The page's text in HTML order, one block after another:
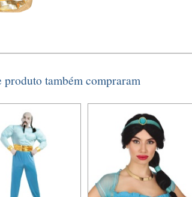
produto também compraram